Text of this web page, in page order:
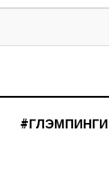
#ГЛЭМПИНГИ